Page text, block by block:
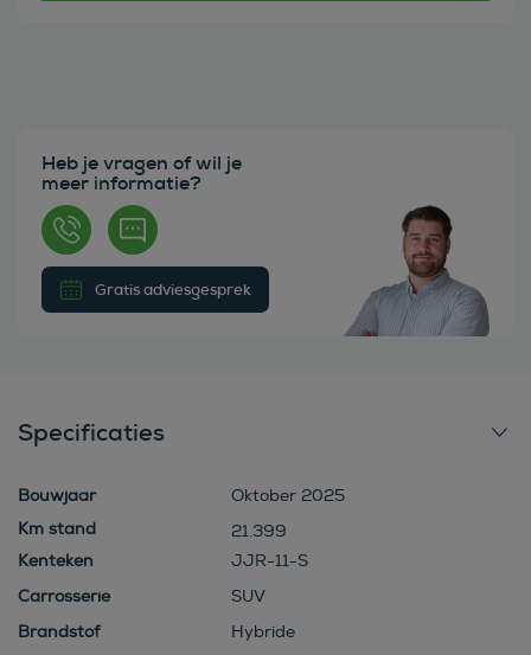
Heb je vragen of wil je
meer informatie?
Gratis adviesgesprek
Specificaties
Bouwjaar
Oktober 2025
21.399
Kenteken
JJR-11-S
Carrosserie
SUV
Brandstof
Hybride